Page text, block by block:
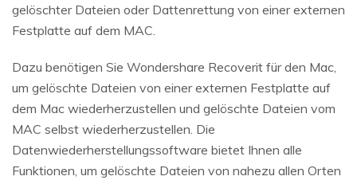
gelöschter Dateien oder Dattenrettung von einer externen
Festplatte auf dem MAC.
Dazu benötigen Sie Wondershare Recoverit für den Mac,
um gelöschte Dateien von einer externen Festplatte auf
dem Mac wiederherzustellen und gelöschte Dateien vom
MAC selbst wiederherzustellen. Die
Datenwiederherstellungssoftware bietet Ihnen alle
Funktionen, um gelöschte Dateien von nahezu allen Orten